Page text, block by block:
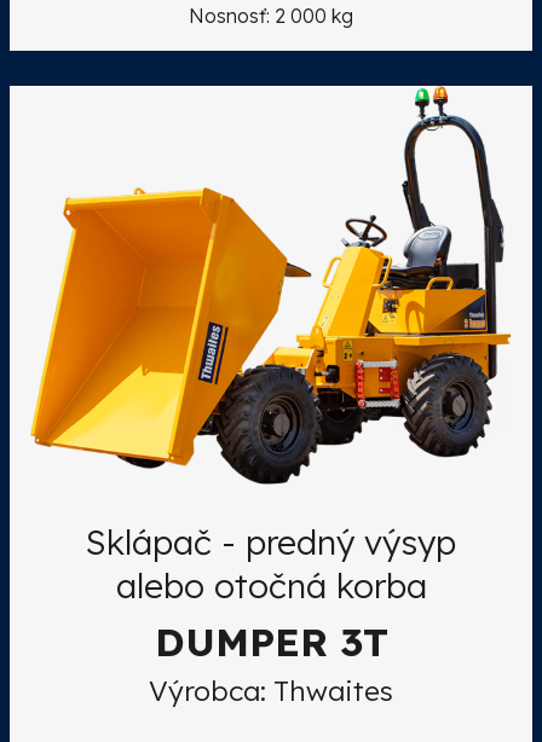
Nosnosť: 2 000 kg
Sklápač - predný výsyp
alebo otočná korba
DUMPER 3T
Výrobca: Thwaites